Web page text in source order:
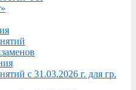
с 31.03.2026 г. для гр.